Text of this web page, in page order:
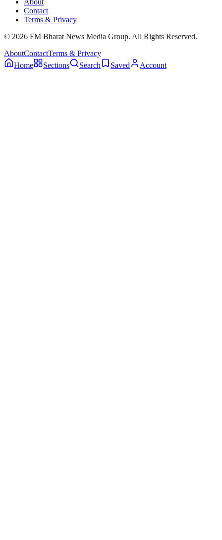
About
Contact
Terms & Privacy
© 2026 FM Bharat News Media Group. All Rights Reserved.
AboutContactTerms & Privacy
Home
Sections Search Saved Account